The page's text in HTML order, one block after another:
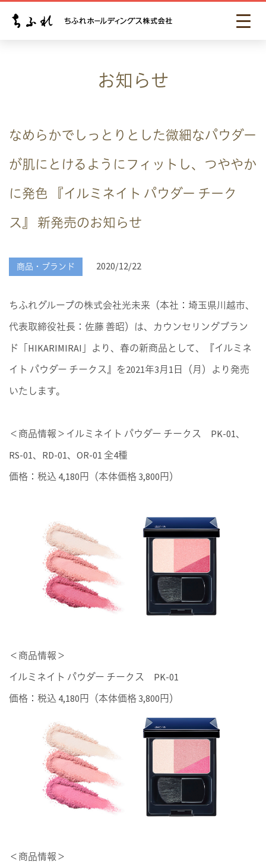
お知らせ
なめらかでしっとりとした微細なパウダー
が肌にとけるようにフィットし、つややか
に発色 『イルミネイト パウダー チーク
ス』 新発売のお知らせ
商品・ブランド 2020/12/22
ちふれグループの株式会社光未来（本社：埼玉県川越市、
代表取締役社長：佐藤 善昭）は、カウンセリングブラン
ド「HIKARIMIRAI」より、春の新商品として、『イルミネ
イト パウダー チークス』を2021年3月1日（月）より発売
いたします。
＜商品情報＞イルミネイト パウダー チークス PK-01、
RS-01、RD-01、OR-01 全4種
価格：税込 4,180円（本体価格 3,800円）
＜商品情報＞
イルミネイト パウダー チークス PK-01
価格：税込 4,180円（本体価格 3,800円）
＜商品情報＞